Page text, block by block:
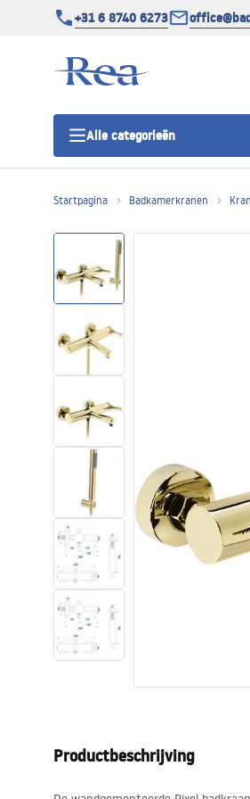
+31 6 8740 6273
Alle categorieën
Douchedeur
Lineaire Douchegoten
Toiletten
Wastafels
Baden en badwanden
Kranen
Douches
Startpagina Badkamerkranen
Productbeschrijving